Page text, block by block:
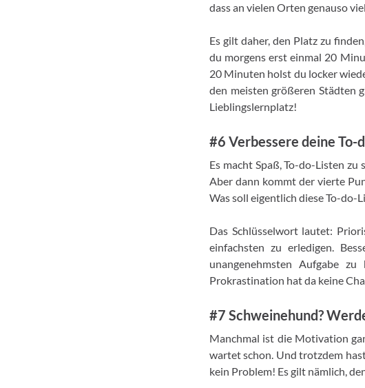
dass an vielen Orten genauso
Es gilt daher, den Platz zu
du morgens erst einmal 20
20 Minuten holst du locker
den meisten größeren Städten
Lieblingslernplatz!
#6 Verbessere deine To-
Es macht Spaß, To-do-Listen
Aber dann kommt der vierte
Was soll eigentlich diese To-do-
Das Schlüsselwort lautet:
einfachsten zu erledigen.
unangenehmsten Aufgabe
Prokrastination hat da keine
#7 Schweinehund?
Manchmal ist die Motivation
wartet schon. Und trotzdem
kein Problem! Es gilt nämlich,